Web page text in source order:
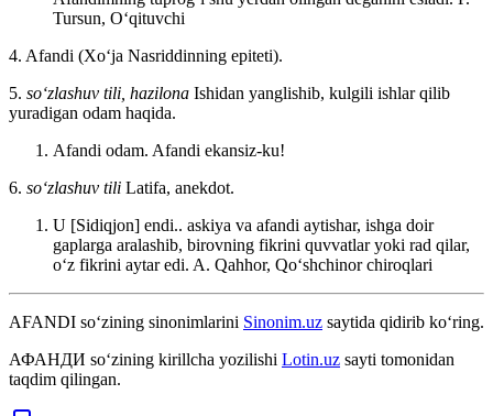
Tursun, Oʻqituvchi
4. Afandi (Xoʻja Nasriddinning epiteti).
5. so‘zlashuv tili, hazilona Ishidan yanglishib, kulgili ishlar qilib
yuradigan odam haqida.
Afandi odam. Afandi ekansiz-ku!
6. so‘zlashuv tili Latifa, anekdot.
U [Sidiqjon] endi.. askiya va afandi aytishar, ishga doir
gaplarga aralashib, birovning fikrini quvvatlar yoki rad qilar,
oʻz fikrini aytar edi. A. Qahhor, Qoʻshchinor chiroqlari
AFANDI so‘zining sinonimlarini Sinonim.uz saytida qidirib ko‘ring.
АФАНДИ so‘zining kirillcha yozilishi Lotin.uz sayti tomonidan
taqdim qilingan.